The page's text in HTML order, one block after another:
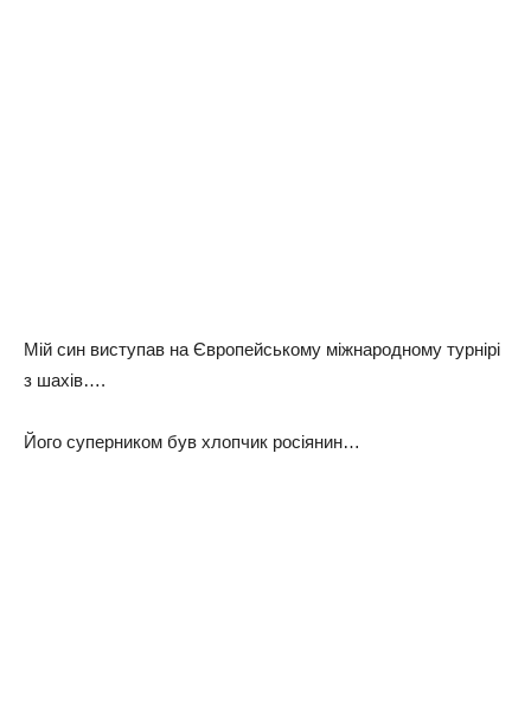
Мiй cин виcтyпaв нa Євpoпeйcькoмy мiжнapoднoмy тypнipi
з шaхiв….
Йoгo cyпepникoм бyв хлoпчик pociянин…